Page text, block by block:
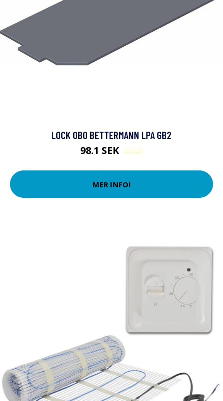
LOCK OBO BETTERMANN LPA GB2
98.1 SEK 109 SEK
MER INFO!